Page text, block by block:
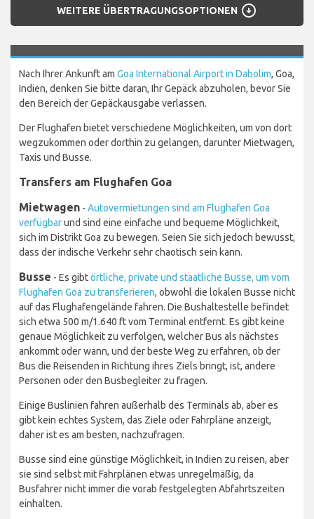
WEITERE ÜBERTRAGUNGSOPTIONEN arrow_circle_down
Nach Ihrer Ankunft am Goa International Airport in Dabolim, Goa,
Indien, denken Sie bitte daran, Ihr Gepäck abzuholen, bevor Sie
den Bereich der Gepäckausgabe verlassen.
Der Flughafen bietet verschiedene Möglichkeiten, um von dort
wegzukommen oder dorthin zu gelangen, darunter Mietwagen,
Taxis und Busse.
Transfers am Flughafen Goa
Mietwagen - Autovermietungen sind am Flughafen Goa
verfügbarund sind eine einfache und bequeme Möglichkeit,
sich im Distrikt Goa zu bewegen. Seien Sie sich jedoch bewusst,
dass der indische Verkehr sehr chaotisch sein kann.
Busse - Es gibtörtliche, private und staatliche Busse, um vom
Flughafen Goa zu transferieren, obwohl die lokalen Busse nicht
auf das Flughafengelände fahren. Die Bushaltestelle befindet
sich etwa 500 m/1.640 ft vom Terminal entfernt. Es gibt keine
genaue Möglichkeit zu verfolgen, welcher Bus als nächstes
ankommt oder wann, und der beste Weg zu erfahren, ob der
Bus die Reisenden in Richtung ihres Ziels bringt, ist, andere
Personen oder den Busbegleiter zu fragen.
Einige Buslinien fahren außerhalb des Terminals ab, aber es
gibt kein echtes System, das Ziele oder Fahrpläne anzeigt,
daher ist es am besten, nachzufragen.
Busse sind eine günstige Möglichkeit, in Indien zu reisen, aber
sie sind selbst mit Fahrplänen etwas unregelmäßig, da
Busfahrer nicht immer die vorab festgelegten Abfahrtszeiten
einhalten.